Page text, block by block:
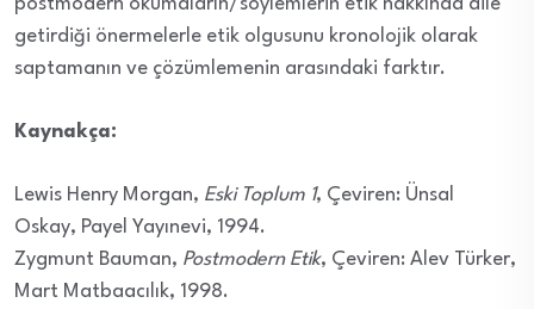
getirdiği önermelerle etik olgusunu kronolojik olarak
saptamanın ve çözümlemenin arasındaki farktır.
Kaynakça:
Lewis Henry Morgan, Eski Toplum 1, Çeviren: Ünsal
Oskay, Payel Yayınevi, 1994.
Zygmunt Bauman, Postmodern Etik, Çeviren: Alev Türker,
Mart Matbaacılık, 1998.